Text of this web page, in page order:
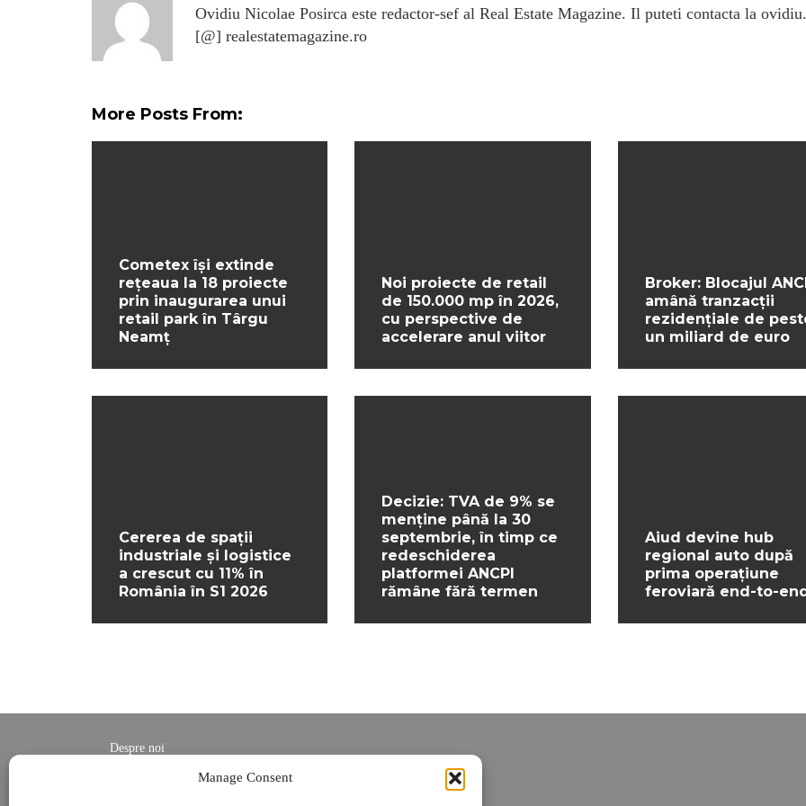
Manage Consent
Ovidiu Nicolae Posirca este redactor-sef al Real Estate Magazine. Il puteti contacta la
[@] realestatemagazine.ro
More Posts From:
Cometex își extinde
rețeaua la 18 proiecte
prin inaugurarea unui
retail park în Târgu
Neamț
Noi proiecte de retail
de 150.000 mp în 2026,
cu perspective de
accelerare anul viitor
Broker: Blocajul
amână tranzacții
rezidențiale de
un miliard de euro
Cererea de spații
industriale și logistice
a crescut cu 11% în
România în S1 2026
Decizie: TVA de 9% se
menține până la 30
septembrie, în timp ce
redeschiderea
platformei ANCPI
rămâne fără termen
Aiud devine hub
regional auto după
prima operațiune
feroviară end-to-
Despre noi